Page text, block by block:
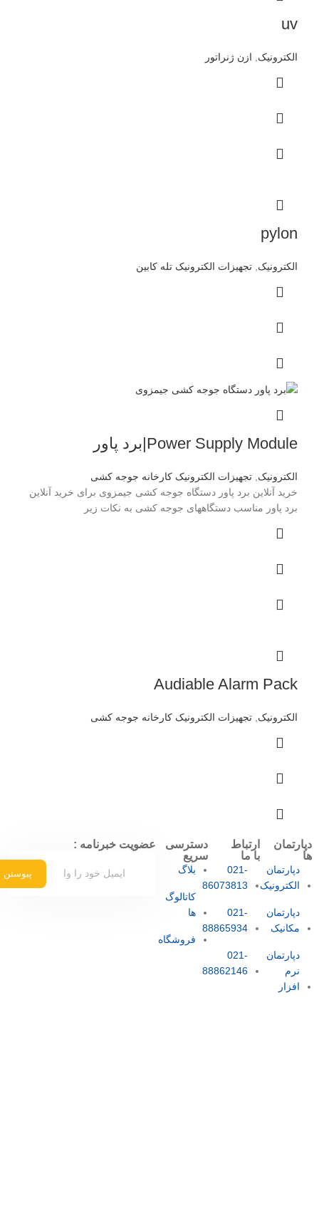
uv
الکترونیک ازن ژنراتور
pylon
الکترونیک تجهیزات الکترونیک تله کابین
Power Supply Module|برد پاور
الکترونیک تجهیزات الکترونیک کارخانه جوجه کشی
خرید آنلاین برد پاور دستگاه جوجه کشی جیمزوی برای خرید آنلاین
برد پاور مناسب دستگاههای جوجه کشی به نکات زیر
Audiable Alarm Pack
الکترونیک تجهیزات الکترونیک کارخانه جوجه کشی
دپارتمان
ها
دپارتمان
الکترونیک
دپارتمان
مکانیک
دپارتمان
نرم
افزار
ارتباط
با ما
021-
86073813
021-
88865934
021-
88862146
دسترسی
سریع
بلاگ
کاتالوگ
ها
فروشگاه
عضویت خبرنامه :
پیوستن